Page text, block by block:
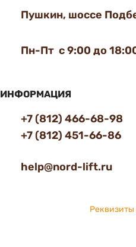
Пушкин, шоссе
Пн-Пт с 9:00 до
ИНФОРМАЦИЯ
+7 (812) 466-68-98
+7 (812) 451-66-86
help@nord-lift.ru